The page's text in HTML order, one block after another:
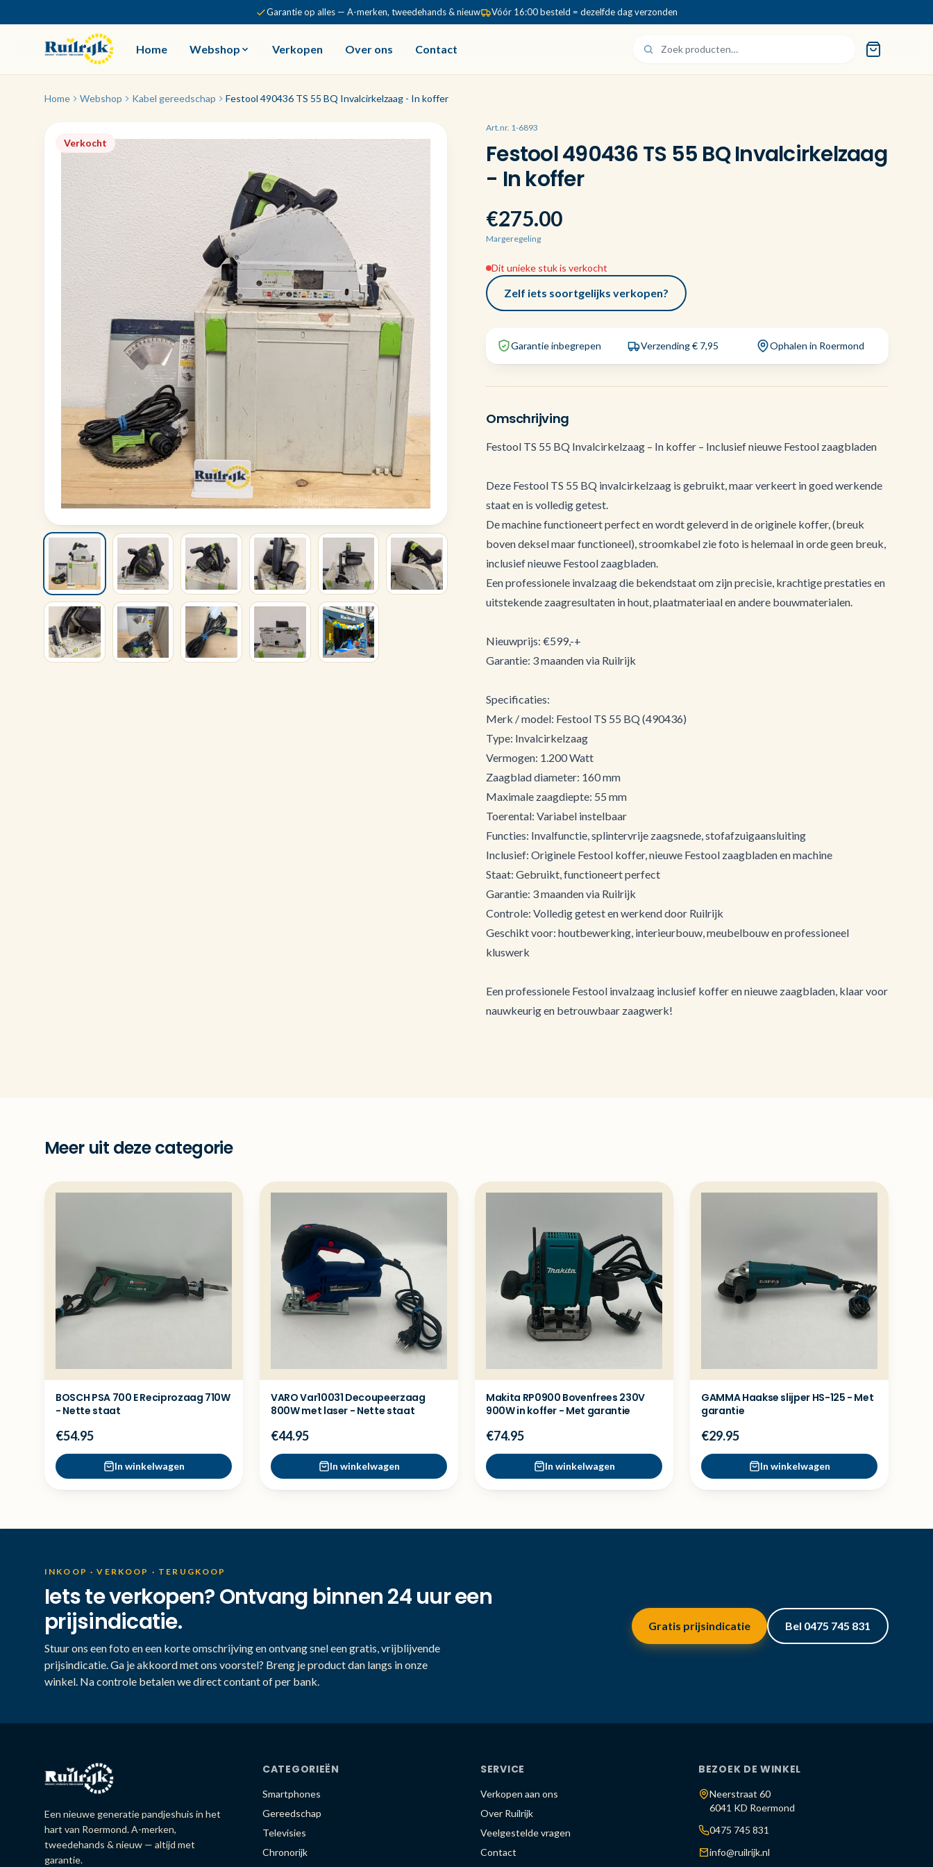
Garantie op alles — A-merken, tweedehands & nieuw Vóór 16:00 besteld = dezelfde dag verzonden
Home Webshop Verkopen Over ons Contact
Home Webshop Kabel gereedschap Festool 490436 TS 55 BQ Invalcirkelzaag - In koffer
Verkocht
Art.nr. 1-6893
Festool 490436 TS 55 BQ Invalcirkelzaag
- In koffer
€275.00
Margeregeling
Dit unieke stuk is verkocht
Zelf iets soortgelijks verkopen?
Garantie inbegrepen Verzending € 7,95 Ophalen in Roermond
Omschrijving
Festool TS 55 BQ Invalcirkelzaag – In koffer – Inclusief nieuwe Festool zaagbladen
Deze Festool TS 55 BQ invalcirkelzaag is gebruikt, maar verkeert in goed werkende
staat en is volledig getest.
De machine functioneert perfect en wordt geleverd in de originele koffer, (breuk
boven deksel maar functioneel), stroomkabel zie foto is helemaal in orde geen breuk,
inclusief nieuwe Festool zaagbladen.
Een professionele invalzaag die bekendstaat om zijn precisie, krachtige prestaties en
uitstekende zaagresultaten in hout, plaatmateriaal en andere bouwmaterialen.
Nieuwprijs: €599,-+
Garantie: 3 maanden via Ruilrijk
Specificaties:
Merk / model: Festool TS 55 BQ (490436)
Type: Invalcirkelzaag
Vermogen: 1.200 Watt
Zaagblad diameter: 160 mm
Maximale zaagdiepte: 55 mm
Toerental: Variabel instelbaar
Functies: Invalfunctie, splintervrije zaagsnede, stofafzuigaansluiting
Inclusief: Originele Festool koffer, nieuwe Festool zaagbladen en machine
Staat: Gebruikt, functioneert perfect
Garantie: 3 maanden via Ruilrijk
Controle: Volledig getest en werkend door Ruilrijk
Geschikt voor: houtbewerking, interieurbouw, meubelbouw en professioneel
kluswerk
Een professionele Festool invalzaag inclusief koffer en nieuwe zaagbladen, klaar voor
nauwkeurig en betrouwbaar zaagwerk!
Meer uit deze categorie
BOSCH PSA 700 E Reciprozaag 710W
- Nette staat
€54.95
In winkelwagen
VARO Var10031 Decoupeerzaag
800W met laser - Nette staat
€44.95
In winkelwagen
Makita RP0900 Bovenfrees 230V
900W in koffer - Met garantie
€74.95
In winkelwagen
GAMMA Haakse slijper HS-125 - Met
garantie
€29.95
In winkelwagen
INKOOP · VERKOOP · TERUGKOOP
Iets te verkopen? Ontvang binnen 24 uur een
prijsindicatie.
Stuur ons een foto en een korte omschrijving en ontvang snel een gratis, vrijblijvende
prijsindicatie. Ga je akkoord met ons voorstel? Breng je product dan langs in onze
winkel. Na controle betalen we direct contant of per bank.
Gratis prijsindicatie Bel 0475 745 831
Een nieuwe generatie pandjeshuis in het
hart van Roermond. A-merken,
tweedehands & nieuw — altijd met
garantie.
CATEGORIEËN
Smartphones
Gereedschap
Televisies
Chronorijk
SERVICE
Verkopen aan ons
Over Ruilrijk
Veelgestelde vragen
Contact
BEZOEK DE WINKEL
Neerstraat 60
6041 KD Roermond
0475 745 831
info@ruilrijk.nl